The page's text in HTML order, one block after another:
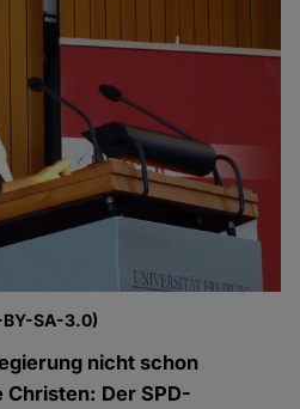
BY-SA-3.0)
nicht schon
Der SPD-